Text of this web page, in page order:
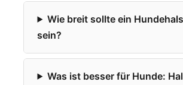
Wie breit sollte ein
sein?
Was ist besser für Hunde: